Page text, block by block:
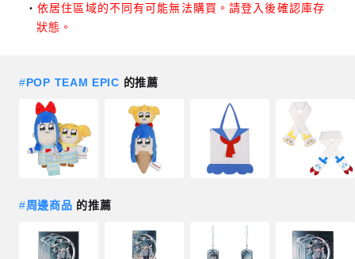
依居住區域的不同有可能無法購買。請登入後確認庫存
狀態。
#POP TEAM EPIC 的推薦
#周邊商品 的推薦